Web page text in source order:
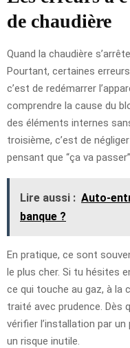
de chaudière
Quand la chaudière
Pourtant, certaines
c’est de redémarrer
comprendre la cause du
des éléments internes
troisième, c’est de
pensant que “ça va passer”.
Lire aussi : Auto-
banque ?
En pratique, ce sont
le plus cher. Si tu hésites
ce qui touche au gaz, à la
traité avec prudence. Dès
vérifier l’installation par
un risque inutile.